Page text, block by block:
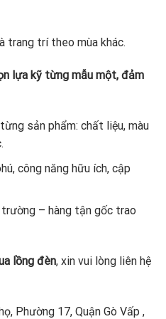
trang trí theo mùa khác.
lựa kỹ từng mẫu một, đảm
sản phẩm: chất liệu, màu
công năng hữu ích, cập
– hàng tận gốc trao
lồng đèn, xin vui lòng liên hệ
Phường 17, Quận Gò Vấp ,